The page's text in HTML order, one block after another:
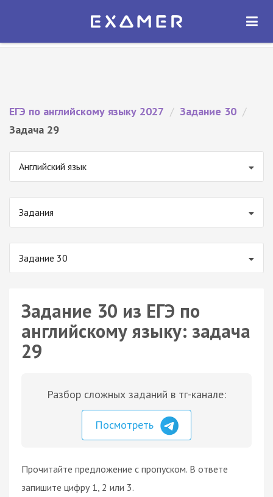
Экзамер — ЕГЭ 2027
ОТКРЫТЬ
ЕГЭ по английскому языку 2027 / Задание 30 /
Задача 29
Английский язык
Задания
Задание 30
Задание 30 из ЕГЭ по
английскому языку: задача
29
Разбор сложных заданий в тг-канале:
Посмотреть
Прочитайте предложение с пропуском. В ответе
запишите цифру 1, 2 или 3.